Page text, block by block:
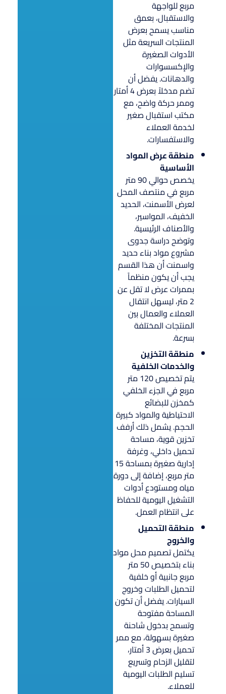
مربع للواجهة
والاستقبال، بعمق
مناسب يسمح بعرض
المنتجات السريعة مثل
الأدوات الصغيرة
والإكسسوارات
والدهانات. يفضل أن
تضم مدخلاً بعرض 4 أمتار
وممر حركة واضح، مع
مكتب استقبال صغير
لخدمة العملاء
والاستفسارات.
منطقة عرض المواد
الأساسية
يخصص حوالي 90 متر
مربع في منتصف المحل
لعرض الأسمنت، الحديد
الخفيف، المواسير،
والأصناف الرئيسية.
وتوضح دراسة جدوى
مشروع مواد بناء حديد
واسمنت أن هذا القسم
يجب أن يكون منظماً
بممرات عرض لا تقل عن
2 متر، ليسهل انتقال
العملاء والعمال بين
المنتجات المختلفة
بسرعة.
منطقة التخزين
والخدمات الخلفية
يتم تخصيص 120 متر
مربع في الجزء الخلفي
كمخزن للبضائع
الاحتياطية والمواد كبيرة
الحجم. يشمل ذلك أرفف
تخزين قوية، مساحة
تحميل داخلي، وغرفة
إدارية صغيرة بمساحة 15
متر مربع، إضافة إلى دورة
مياه ومستودع أدوات
التشغيل اليومية للحفاظ
على انتظام العمل.
منطقة التحميل
والخروج
يكتمل تصميم محل مواد
بناء بتخصيص 50 متر
مربع جانبية أو خلفية
لتحميل الطلبات وخروج
السيارات. يفضل أن تكون
المساحة مفتوحة
وتسمح بدخول شاحنة
صغيرة بسهولة، مع ممر
تحميل بعرض 3 أمتار،
لتقليل الزحام وتسريع
تسليم الطلبات اليومية
للعملاء.